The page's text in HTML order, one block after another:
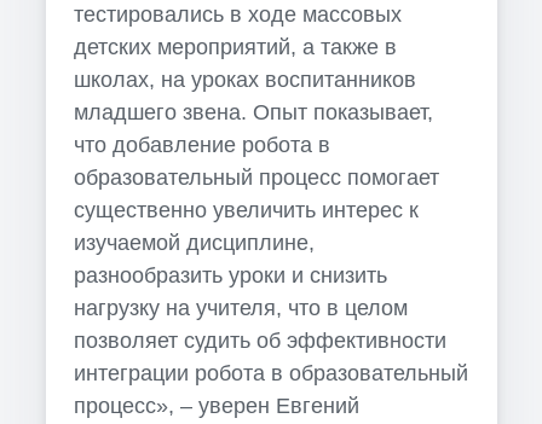
тестировались в ходе массовых
детских мероприятий, а также в
школах, на уроках воспитанников
младшего звена. Опыт показывает,
что добавление робота в
образовательный процесс помогает
существенно увеличить интерес к
изучаемой дисциплине,
разнообразить уроки и снизить
нагрузку на учителя, что в целом
позволяет судить об эффективности
интеграции робота в образовательный
процесс», – уверен Евгений